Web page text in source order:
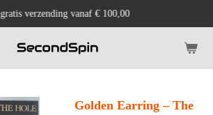
gratis verzending vanaf € 100,00
Golden Earring – The